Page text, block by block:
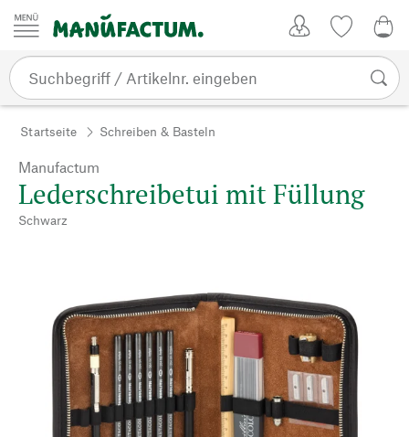
Zum Inhalt springen
Startseite Schreiben & Basteln
Manufactum
Lederschreibetui mit Füllung
Schwarz